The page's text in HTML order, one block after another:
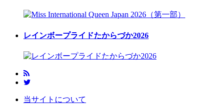
レインボープライドたからづか2026
当サイトについて